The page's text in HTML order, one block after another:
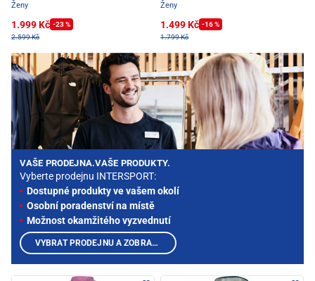
Ženy
1.999 Kč -23 %
2.599 Kč
Ženy
1.499 Kč -16 %
1.799 Kč
VAŠE PRODEJNA.VAŠE PRODUKTY.
Vyberte prodejnu INTERSPORT:
Dostupné produkty ve vašem okolí
Osobní poradenství na místě
Možnost okamžitého vyzvednutí
VYBRAT PRODEJNU A ZOBRAZIT PRODUKTY